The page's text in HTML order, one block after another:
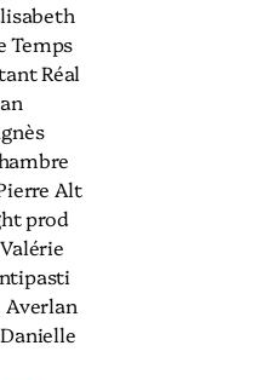
Temps
Réal
Alt
prod
Averlan